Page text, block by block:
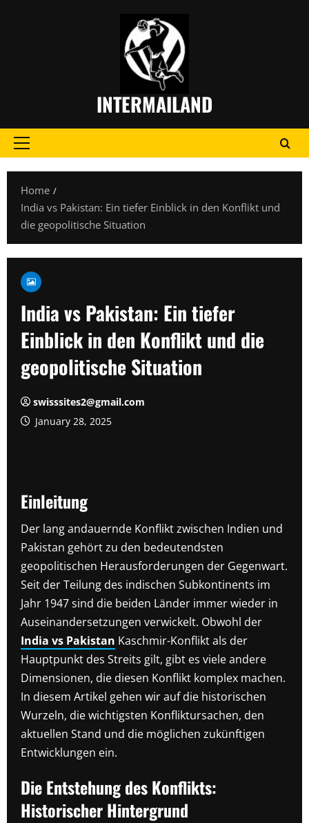
INTERMAILAND
Primary
Home
India vs Pakistan: Ein tiefer Einblick in den Konflikt und
die geopolitische Situation
India vs Pakistan: Ein tiefer
Einblick in den Konflikt und die
geopolitische Situation
swisssites2@gmail.com
January 28, 2025
Einleitung
Der lang andauernde Konflikt zwischen Indien und
Pakistan gehört zu den bedeutendsten
geopolitischen Herausforderungen der Gegenwart.
Seit der Teilung des indischen Subkontinents im
Jahr 1947 sind die beiden Länder immer wieder in
Auseinandersetzungen verwickelt. Obwohl der
India vs Pakistan Kaschmir-Konflikt als der
Hauptpunkt des Streits gilt, gibt es viele andere
Dimensionen, die diesen Konflikt komplex machen.
In diesem Artikel gehen wir auf die historischen
Wurzeln, die wichtigsten Konfliktursachen, den
aktuellen Stand und die möglichen zukünftigen
Entwicklungen ein.
Die Entstehung des Konflikts:
Historischer Hintergrund